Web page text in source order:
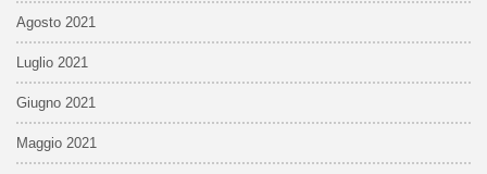
Agosto 2021
Luglio 2021
Giugno 2021
Maggio 2021